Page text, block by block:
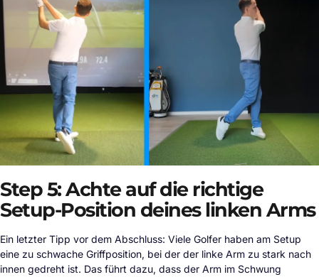
Step 5: Achte auf die richtige
Setup-Position deines linken Arms
Ein letzter Tipp vor dem Abschluss: Viele Golfer haben am Setup
eine zu schwache Griffposition, bei der der linke Arm zu stark nach
innen gedreht ist. Das führt dazu, dass der Arm im Schwung